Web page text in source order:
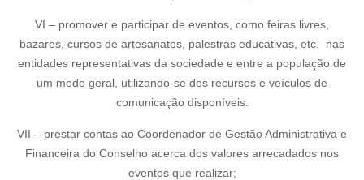
VI – promover e participar de eventos, como feiras livres,
bazares, cursos de artesanatos, palestras educativas, etc, nas
entidades representativas da sociedade e entre a população de
um modo geral, utilizando-se dos recursos e veículos de
comunicação disponíveis.
VII – prestar contas ao Coordenador de Gestão Administrativa e
Financeira do Conselho acerca dos valores arrecadados nos
eventos que realizar;